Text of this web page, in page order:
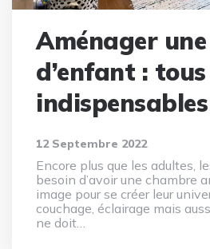
Aménager
d’enfant : tous
indispensables
12 Septembre 2022
Encore plus que les adultes,
besoin d’avoir une chambre
image pour se créer leur
couchage, éclairage mais
ne doit…